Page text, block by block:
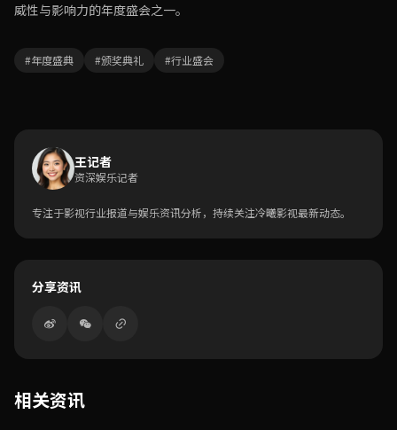
威性与影响力的年度盛会之一。
#年度盛典 #颁奖典礼 #行业盛会
王记者
资深娱乐记者
专注于影视行业报道与娱乐资讯分析，持续关注冷曦影视最新动态。
分享资讯
相关资讯